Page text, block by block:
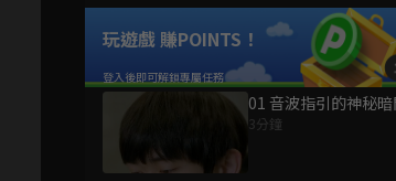
玩遊戲 賺POINTS！
01 音波指引的神秘暗
3分鐘